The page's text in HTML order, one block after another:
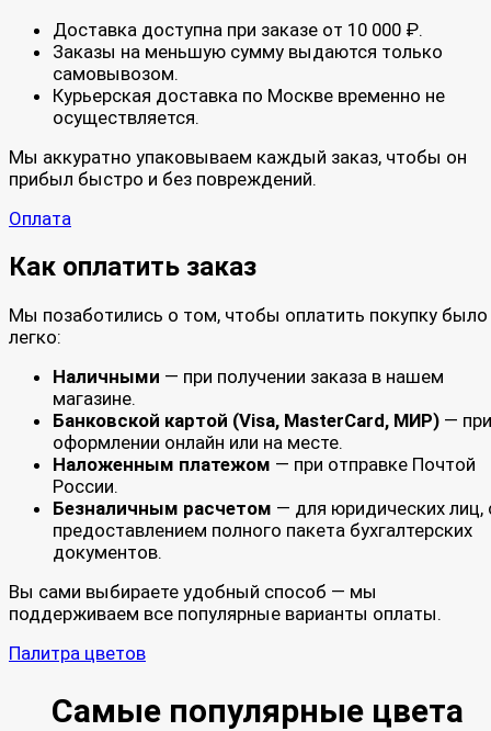
Доставка доступна при заказе от 10 000 ₽.
Заказы на меньшую сумму выдаются только
самовывозом.
Курьерская доставка по Москве временно не
осуществляется.
Мы аккуратно упаковываем каждый заказ, чтобы он
прибыл быстро и без повреждений.
Оплата
Как оплатить заказ
Мы позаботились о том, чтобы оплатить покупку было
легко:
Наличными — при получении заказа в нашем
магазине.
Банковской картой (Visa, MasterCard, МИР) — при
оформлении онлайн или на месте.
Наложенным платежом — при отправке Почтой
России.
Безналичным расчетом — для юридических лиц,
предоставлением полного пакета бухгалтерских
документов.
Вы сами выбираете удобный способ — мы
поддерживаем все популярные варианты оплаты.
Палитра цветов
Самые популярные цвета